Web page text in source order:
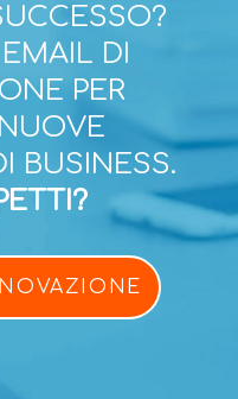
DI
PER
BUSINESS.